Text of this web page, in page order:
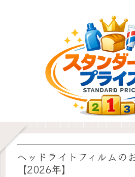
ヘッドライトフィルムの
【2026年】